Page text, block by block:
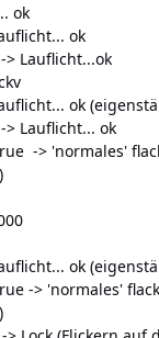
ok
ok
> Lauflicht...ok
ok
> Lauflicht... ok
-> 'normales'
ok
-> 'normales'